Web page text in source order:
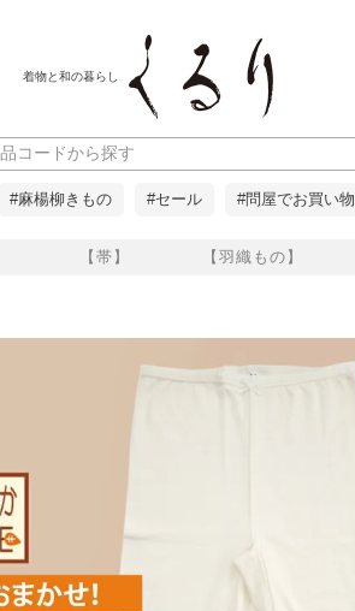
着物と和の暮らし
【帯】 【羽織もの】
#麻楊柳きもの #セール #問屋でお買い物